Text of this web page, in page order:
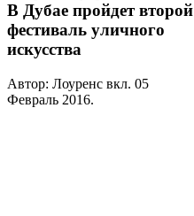
В Дубае пройдет второй
фестиваль уличного
искусства
Автор: Лоуренс вкл. 05
Февраль 2016.